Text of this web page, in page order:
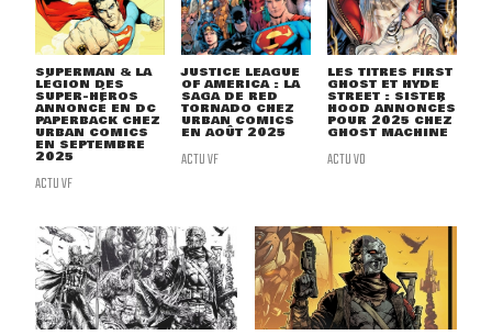
SUPERMAN & LA
LÉGION DES
SUPER-HÉROS
ANNONCÉ EN DC
PAPERBACK CHEZ
URBAN COMICS
EN SEPTEMBRE
2025
ACTU VF
JUSTICE LEAGUE
OF AMERICA : LA
SAGA DE RED
TORNADO CHEZ
URBAN COMICS
EN AOÛT 2025
ACTU VF
LES TITRES FIRST
GHOST ET HYDE
STREET : SISTER
HOOD ANNONCÉS
POUR 2025 CHEZ
GHOST MACHINE
ACTU VO